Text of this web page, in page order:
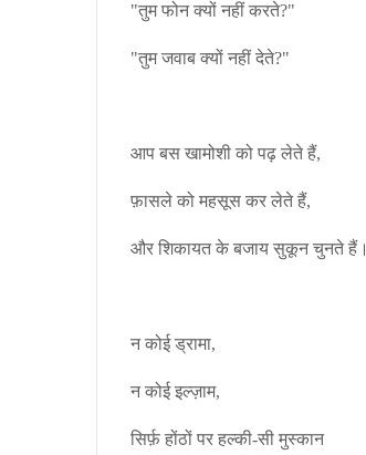
"तुम फोन क्यों नहीं करते?"
"तुम जवाब क्यों नहीं देते?"
आप बस खामोशी को पढ़ लेते हैं,
फ़ासले को महसूस कर लेते हैं,
और शिकायत के बजाय सुकून चुनते हैं।
न कोई ड्रामा,
न कोई इल्ज़ाम,
सिर्फ़ होंठों पर हल्की-सी मुस्कान